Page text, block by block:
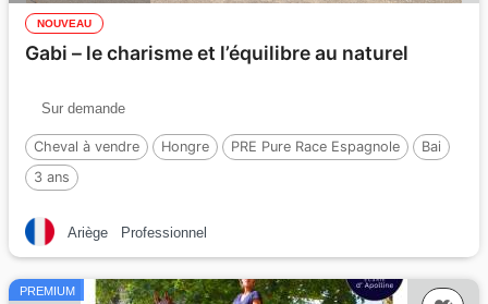
NOUVEAU
Gabi – le charisme et l’équilibre au naturel
Sur demande
Cheval à vendre Hongre PRE Pure Race Espagnole
Bai
3 ans
Ariège Professionnel
PREMIUM